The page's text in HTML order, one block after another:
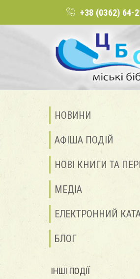
+38 (0362) 64-
НОВИНИ
АФІША ПОДІЙ
НОВІ КНИГИ ТА
МЕДІА
ЕЛЕКТРОННИЙ
БЛОГ
ІНШІ ПОДІЇ